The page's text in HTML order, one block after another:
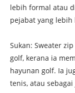
lebih formal atau
pejabat yang lebih
Sukan: Sweater
golf, kerana ia
hayunan golf. Ia
tenis, atau